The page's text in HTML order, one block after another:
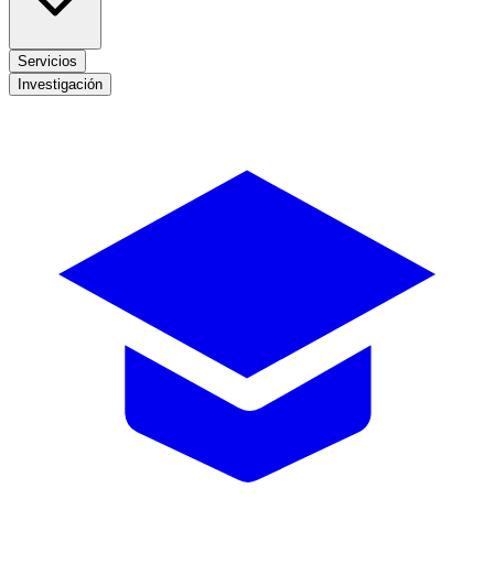
Servicios
Investigación